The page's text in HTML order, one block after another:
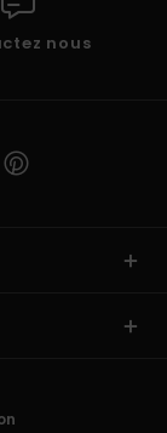
nous